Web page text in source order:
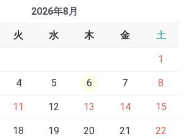
2026年8月
火 水 木 金 土
1
4 5 6 7 8
11 12 13 14 15
18 19 20 21 22